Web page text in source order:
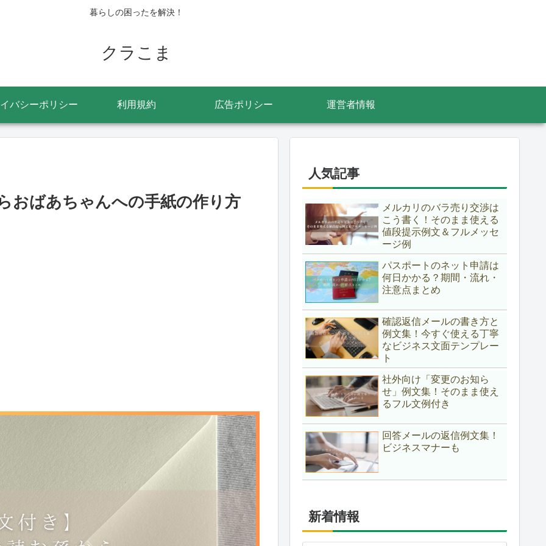
暮らしの困ったを解決！
クラこま
バシーポリシー 利用規約 広告ポリシー 運営者情報
おばあちゃんへの手紙の作り方
人気記事
メルカリのバラ売り交渉は
こう書く！そのまま使える
値段提示例文＆フルメッセ
ージ例
パスポートのネット申請は
何日かかる？期間・流れ・
注意点まとめ
確認返信メールの書き方と
例文集！今すぐ使える丁寧
なビジネス文面テンプレー
ト
社外向け「変更のお知ら
せ」例文集！そのまま使え
るフル文例付き
回答メールの返信例文集！
ビジネスマナーも
新着情報